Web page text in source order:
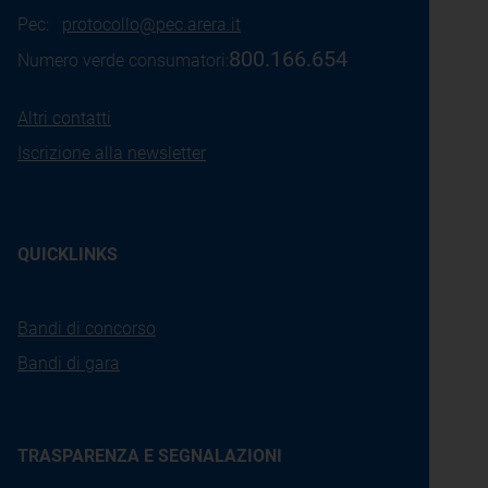
Pec: protocollo@pec.arera.it
Numero verde consumatori:800.166.654
Altri contatti
Iscrizione alla newsletter
QUICKLINKS
Bandi di concorso
Bandi di gara
TRASPARENZA E SEGNALAZIONI